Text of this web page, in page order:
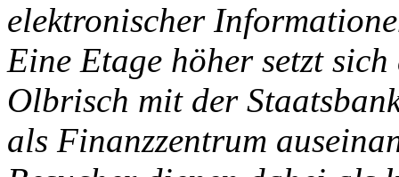
elektronischer
Eine Etage höher setzt
Olbrisch mit der
als Finanzzentrum